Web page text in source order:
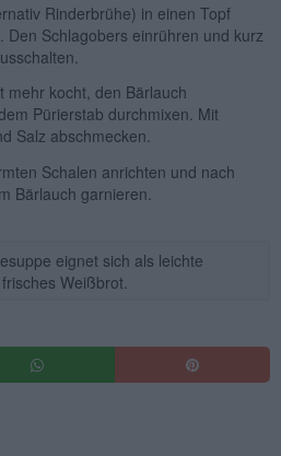
Rinderbrühe) in einen Topf
Den Schlagobers einrühren und kurz
mehr kocht, den Bärlauch
Pürierstab durchmixen. Mit
Salz abschmecken.
Schalen anrichten und nach
Bärlauch garnieren.
eignet sich als leichte
Weißbrot.